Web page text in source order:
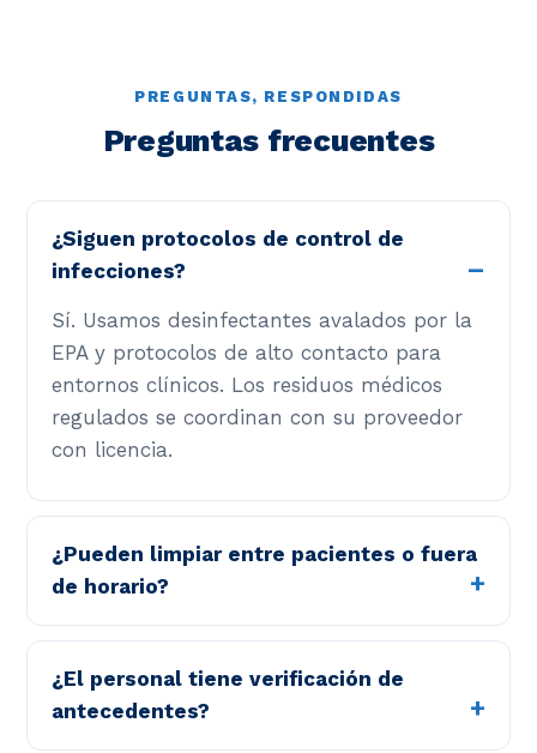
PREGUNTAS, RESPONDIDAS
Preguntas frecuentes
¿Siguen protocolos de control de
infecciones?
Sí. Usamos desinfectantes avalados por la
EPA y protocolos de alto contacto para
entornos clínicos. Los residuos médicos
regulados se coordinan con su proveedor
con licencia.
¿Pueden limpiar entre pacientes o fuera
de horario?
¿El personal tiene verificación de
antecedentes?